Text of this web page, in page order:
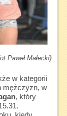
Małecki)
w kategorii
mężczyzn, w
, który